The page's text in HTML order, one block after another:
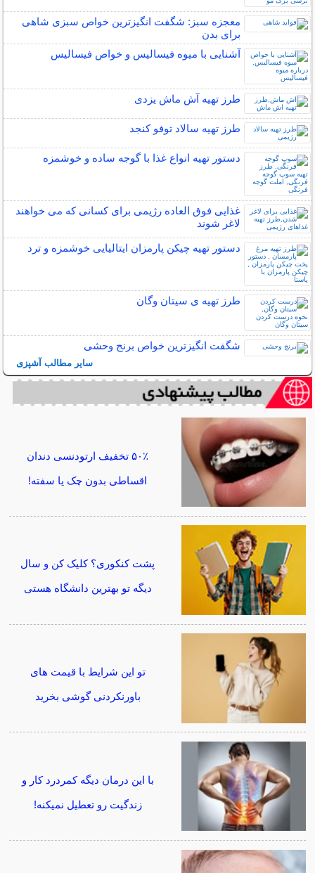
معجزه سبز: شگفت انگیزترین خواص سبزی شاهی
برای بدن
آشنایی با میوه فیسالیس و خواص فیسالیس
طرز تهیه آش ماش یزدی
طرز تهیه سالاد توفو کنجد
دستور تهیه انواع غذا با گوجه ساده و خوشمزه
غذایی فوق العاده رژیمی برای کسانی که می خواهند
لاغر شوند
دستور تهیه چیکن پارمزان ایتالیایی خوشمزه و ترد
طرز تهیه ی سیتان وگان
شگفت انگیزترین خواص برنج وحشی
سایر مطالب آشپزی
۵۰٪ تخفیف ارتودنسی دندان
اقساطی بدون چک یا سفته!
پشت کنکوری؟ کلیک کن و سال
دیگه تو بهترین دانشگاه هستی
تو این شرایط با قیمت های
باورنکردنی گوشی بخرید
با این درمان دیگه کمردرد کار و
زندگیت رو تعطیل نمیکنه!